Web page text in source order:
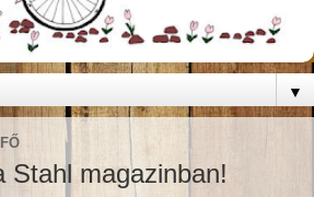
▼
Stahl magazinban!